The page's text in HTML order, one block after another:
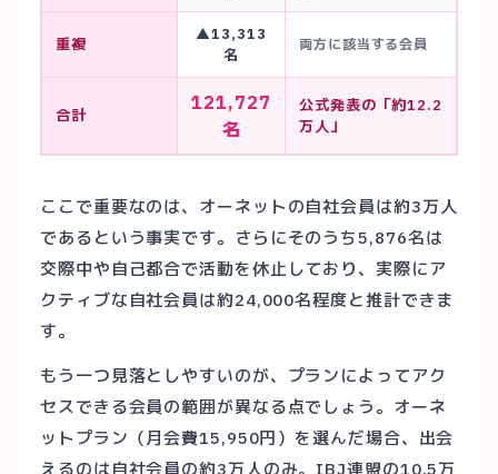
重複
▲13,313
名
両方に該当する会員
合計
121,727
名
公式発表の「約12.2
万人」
ここで重要なのは、オーネットの自社会員は約3万人
であるという事実です。さらにそのうち5,876名は
交際中や自己都合で活動を休止しており、実際にア
クティブな自社会員は約24,000名程度と推計できま
す。
もう一つ見落としやすいのが、プランによってアク
セスできる会員の範囲が異なる点でしょう。オーネ
ットプラン（月会費15,950円）を選んだ場合、出会
えるのは自社会員の約3万人のみ。IBJ連盟の10.5万